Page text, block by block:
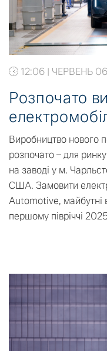
12:06 | ЧЕРВЕНЬ
Розпочато
Виробництво нового
розпочато – для
на заводі у м.
США. Замовити
Automotive, майбутні
першому півріччі